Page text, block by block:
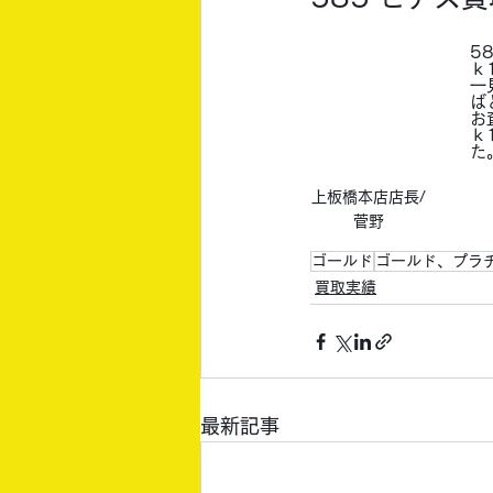
上板橋本店店長/
菅野
一
ば
お
た
ゴールド ゴールド、プラ
買取実績
最新記事